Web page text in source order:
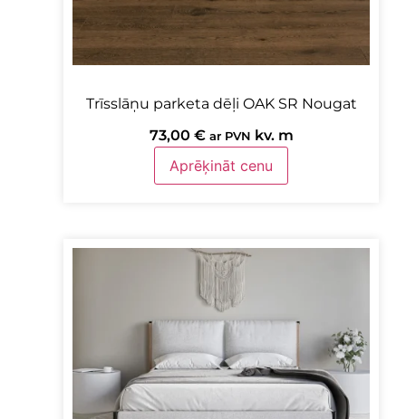
DZĒST FILTRUS
Trīsslāņu parketa dēļi OAK SR Nougat
73,00 € ar PVN kv. m
Aprēķināt cenu